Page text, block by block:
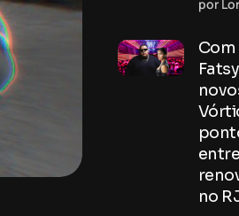
por
Com
no